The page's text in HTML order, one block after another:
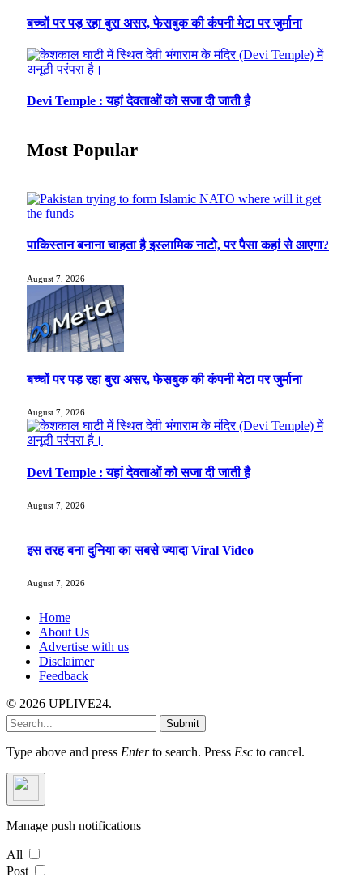
बच्चों पर पड़ रहा बुरा असर, फेसबुक की कंपनी मेटा पर जुर्माना
Devi Temple : यहां देवताओं को सजा दी जाती है
Most Popular
पाकिस्तान बनाना चाहता है इस्लामिक नाटो, पर पैसा कहां से आएगा?
August 7, 2026
बच्चों पर पड़ रहा बुरा असर, फेसबुक की कंपनी मेटा पर जुर्माना
August 7, 2026
Devi Temple : यहां देवताओं को सजा दी जाती है
August 7, 2026
इस तरह बना दुनिया का सबसे ज्यादा Viral Video
August 7, 2026
Home
About Us
Advertise with us
Disclaimer
Feedback
© 2026 UPLIVE24.
Submit
Type above and press Enterto search. Press Esc to cancel.
Manage push notifications
All
Post